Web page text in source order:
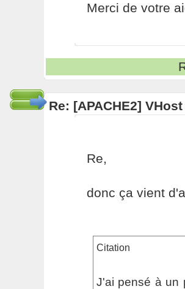
Merci de votre
Re: [APACHE2]
Re,
donc ça vient
Citation
J'ai pensé à un